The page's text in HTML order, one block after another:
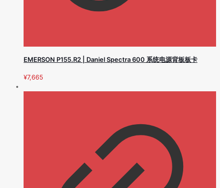
EMERSON P155.R2 | Daniel Spectra 600 系统电源背板板卡
¥7,665